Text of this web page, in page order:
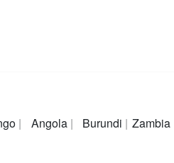
Angola Burundi Zambia